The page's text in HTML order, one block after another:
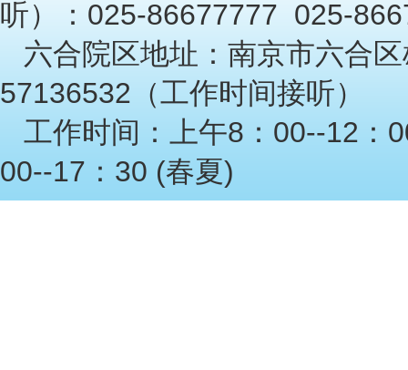
听）：025-86677777 025-
六合院区地址：南京市六合
57136532（工作时间接听）
工作时间：上午8：00--12
00--17：30 (春夏)